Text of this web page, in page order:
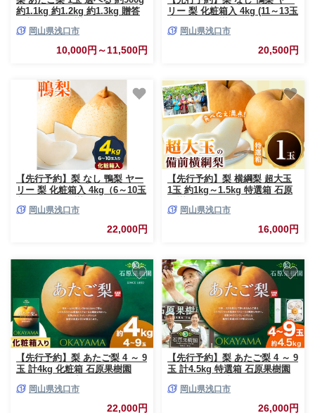
約1.1kg 約1.2kg 約1.3kg 贈答
月中旬-12月下旬頃出荷》岡山県
浅口市 フルーツ 果物 ギフト 贈
り物 国産 岡山県産 送料無料
岡山県浅口市
10,000円～11,500円
リー 梨 化粧箱入 4kg (11～13玉
中旬-12月下旬頃より発送予定》
岡山県 浅口市 果物 フルーツ お
取り寄せ お取り寄せフルーツ
岡山県浅口市
20,500円
【先行予約】梨 なし 鴨梨 ヤー
リー 梨 化粧箱入 4kg（6～10玉
月中旬-12月下旬頃より発送予
定》岡山県 浅口市 果物 フルー
ツ お取り寄せ お取り寄せフル
岡山県浅口市
22,000円
【先行予約】梨 横綱梨 超大玉
1玉 約1kg～1.5kg 特選箱 石原
下旬頃より発送予定》岡山県 浅
口市 フルーツ 果物 ギフト 贈り
物 国産 岡山県産 送料無料
岡山県浅口市
16,000円
【先行予約】梨 あたご梨 4 ～ 9
玉 計4kg 化粧箱 石原果樹園
より発送予定》岡山県 浅口市
フルーツ 果物 ギフト 贈り物 国
岡山県浅口市
22,000円
【先行予約】梨 あたご梨 4 ～ 9
玉 計4.5kg 特選箱 石原果樹園
より発送予定》岡山県 浅口市
フルーツ 果物 ギフト 贈り物 国
岡山県浅口市
26,000円